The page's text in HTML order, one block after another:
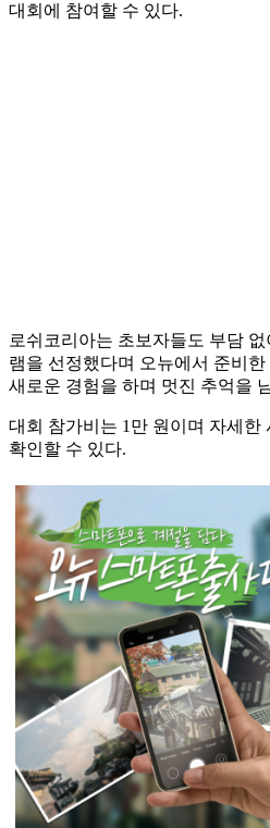
대회에 참여할 수 있다.
로쉬코리아는 초보자들도 부담
램을 선정했다며 오뉴에서 준비한
새로운 경험을 하며 멋진 추억을
대회 참가비는 1만 원이며 자세한
확인할 수 있다.